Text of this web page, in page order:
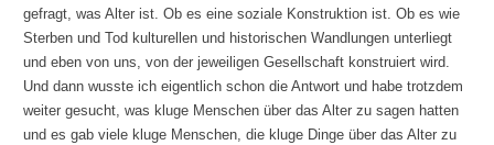
gefragt, was Alter ist. Ob es eine soziale Konstruktion ist. Ob es wie
Sterben und Tod kulturellen und historischen Wandlungen unterliegt
und eben von uns, von der jeweiligen Gesellschaft konstruiert wird.
Und dann wusste ich eigentlich schon die Antwort und habe trotzdem
weiter gesucht, was kluge Menschen über das Alter zu sagen hatten
und es gab viele kluge Menschen, die kluge Dinge über das Alter zu